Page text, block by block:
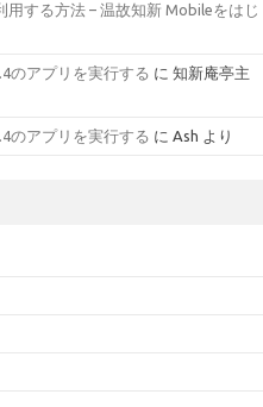
用する方法 – 温故知新 Mobileをはじ
のアプリを実行する に 知新庵亭主
のアプリを実行する に Ash より